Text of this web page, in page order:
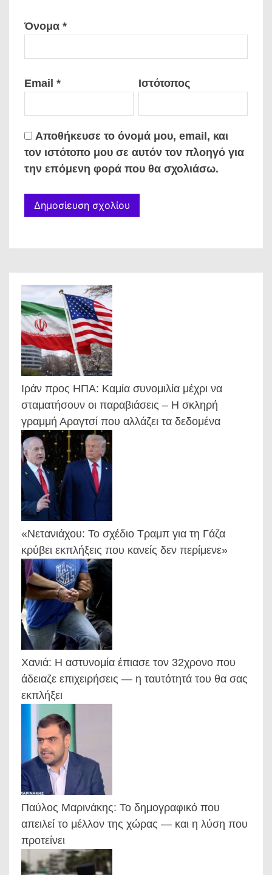
Όνομα *
Email * Ιστότοπος
Αποθήκευσε το όνομά μου, email, και
τον ιστότοπο μου σε αυτόν τον πλοηγό για
την επόμενη φορά που θα σχολιάσω.
Ιράν προς ΗΠΑ: Καμία συνομιλία μέχρι να
σταματήσουν οι παραβιάσεις – Η σκληρή
γραμμή Αραγτσί που αλλάζει τα δεδομένα
«Νετανιάχου: Το σχέδιο Τραμπ για τη Γάζα
κρύβει εκπλήξεις που κανείς δεν περίμενε»
Χανιά: Η αστυνομία έπιασε τον 32χρονο που
άδειαζε επιχειρήσεις — η ταυτότητά του θα σας
εκπλήξει
Παύλος Μαρινάκης: Το δημογραφικό που
απειλεί το μέλλον της χώρας — και η λύση που
προτείνει